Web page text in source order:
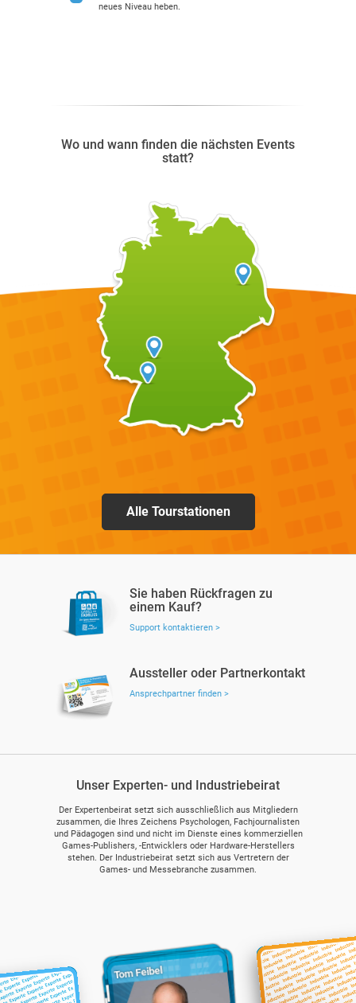
neues Niveau heben.
Wo und wann finden die nächsten Events
statt?
Alle Tourstationen
Sie haben Rückfragen zu
einem Kauf?
Support kontaktieren >
Aussteller oder Partnerkontakt
Ansprechpartner finden >
Unser Experten- und Industriebeirat
Der Expertenbeirat setzt sich ausschließlich aus Mitgliedern
zusammen, die Ihres Zeichens Psychologen, Fachjournalisten
und Pädagogen sind und nicht im Dienste eines kommerziellen
Games-Publishers, -Entwicklers oder Hardware-Herstellers
stehen. Der Industriebeirat setzt sich aus Vertretern der
Games- und Messebranche zusammen.
Tom Feibel
Wiemker
Felix Falk
Maik Heißer
Hendrik Lesser
Ute Metzler
Viola Tensil
Steffi Waschk